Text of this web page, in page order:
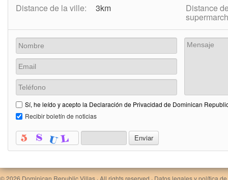
Distance de la ville:
3km Distance
Sí, he leído y acepto la Declaración de Privacidad de Dominican
Recibir boletín de noticias
© 2026 Dominican Republic Villas · All rights reserved · Datos legales y política